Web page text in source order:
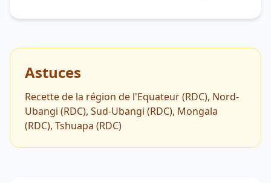
Astuces
Recette de la région de l'Equateur (RDC), Nord-
Ubangi (RDC), Sud-Ubangi (RDC), Mongala
(RDC), Tshuapa (RDC)